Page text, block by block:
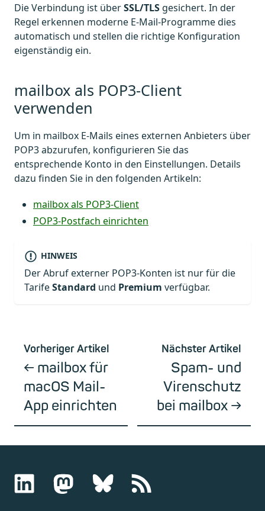
Die Verbindung ist überSSL/TLS gesichert. In der
Regel erkennen moderne E-Mail-Programme dies
automatisch und stellen die richtige Konfiguration
eigenständig ein.
mailbox als POP3-Client
verwenden
Um in mailbox E-Mails eines externen Anbieters über
POP3 abzurufen, konfigurieren Sie das
entsprechende Konto in den Einstellungen. Details
dazu finden Sie in den folgenden Artikeln:
mailbox als POP3-Client
POP3-Postfach einrichten
HINWEIS
Der Abruf externer POP3-Konten ist nur für die
TarifeStandard und Premium verfügbar.
Vorheriger Artikel
mailbox für
macOS Mail-
App einrichten
Nächster Artikel
Spam- und
Virenschutz
bei mailbox